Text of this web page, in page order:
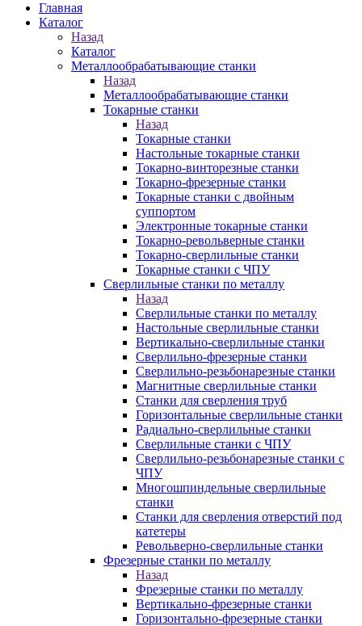
Главная
Каталог
Назад
Каталог
Металлообрабатывающие станки
Назад
Металлообрабатывающие станки
Токарные станки
Назад
Токарные станки
Настольные токарные станки
Токарно-винторезные станки
Токарно-фрезерные станки
Токарные станки с двойным
суппортом
Электронные токарные станки
Токарно-револьверные станки
Токарно-сверлильные станки
Токарные станки с ЧПУ
Сверлильные станки по металлу
Назад
Сверлильные станки по металлу
Настольные сверлильные станки
Вертикально-сверлильные станки
Сверлильно-фрезерные станки
Сверлильно-резьбонарезные станки
Магнитные сверлильные станки
Станки для сверления труб
Горизонтальные сверлильные станки
Радиально-сверлильные станки
Сверлильные станки с ЧПУ
Сверлильно-резьбонарезные станки с
ЧПУ
Многошпиндельные сверлильные
станки
Станки для сверления отверстий под
катетеры
Револьверно-сверлильные станки
Фрезерные станки по металлу
Назад
Фрезерные станки по металлу
Вертикально-фрезерные станки
Горизонтально-фрезерные станки